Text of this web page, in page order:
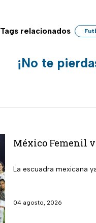
Tags relacionados
¡No te
México Femenil
La escuadra mexicana
04 agosto, 2026